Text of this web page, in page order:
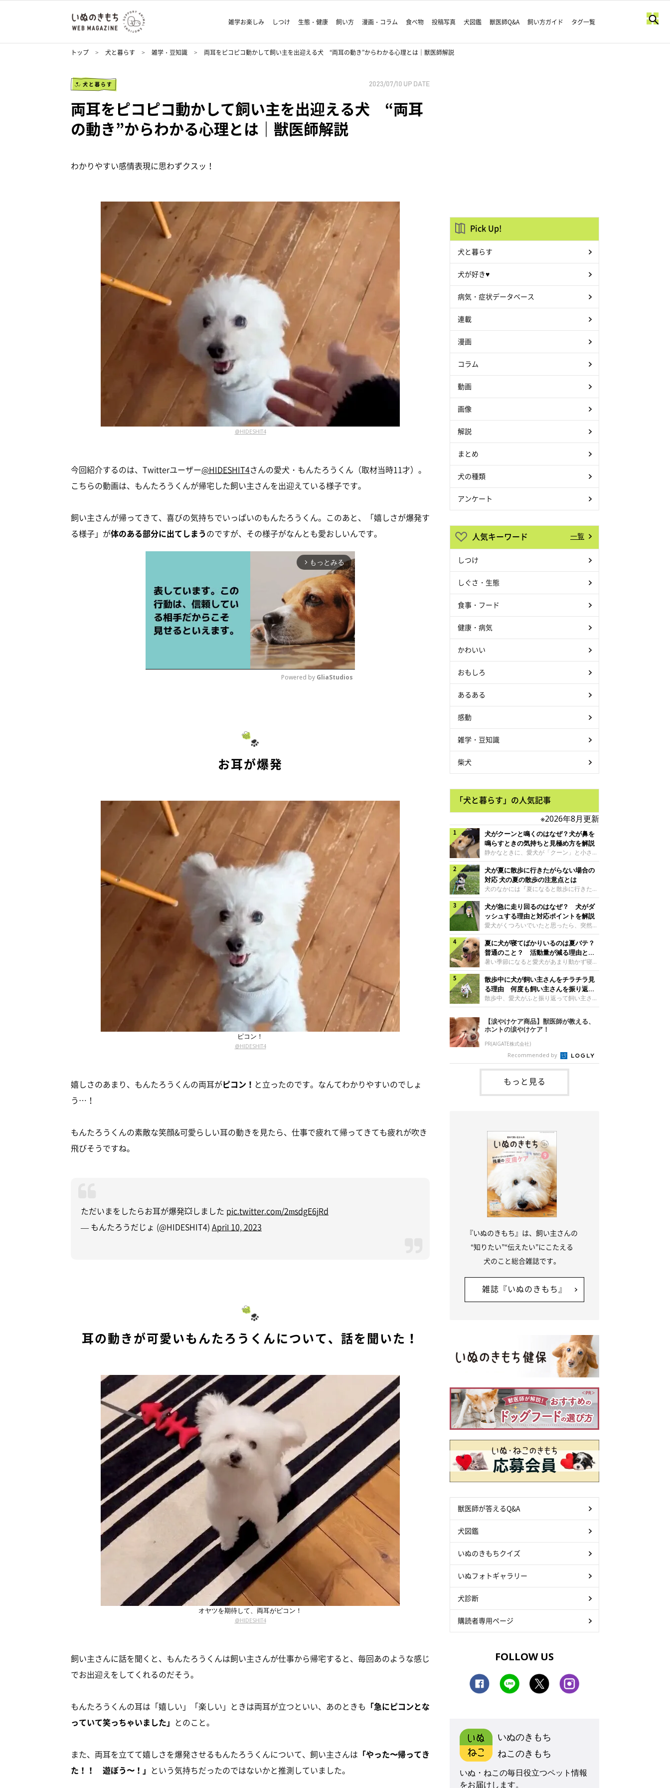
雑学お楽しみ しつけ 生態・健康 飼い方 漫画・コラム 食べ物 投稿写真 犬図鑑 獣医師Q&A 飼い方ガイド タグ一覧
トップ 犬と暮らす 雑学・豆知識 両耳をピコピコ動かして飼い主を出迎える犬 “両耳の動き”からわかる心理とは｜獣医師解説
犬と暮らす 2023/07/10 UP DATE
両耳をピコピコ動かして飼い主を出迎える犬 “両耳
の動き”からわかる心理とは｜獣医師解説
わかりやすい感情表現に思わずクスッ！
@HIDESHIT4
今回紹介するのは、Twitterユーザー@HIDESHIT4さんの愛犬・もんたろうくん（取材当時11才）。
こちらの動画は、もんたろうくんが帰宅した飼い主さんを出迎えている様子です。
飼い主さんが帰ってきて、喜びの気持ちでいっぱいのもんたろうくん。このあと、「嬉しさが爆発す
る様子」が体のある部分に出てしまうのですが、その様子がなんとも愛おしいんです。
arrow_forward_ios もっとみる
Powered by GliaStudios
お耳が爆発
ピコン！
@HIDESHIT4
嬉しさのあまり、もんたろうくんの両耳がピコン！ と立ったのです。なんてわかりやすいのでしょ
う…！
もんたろうくんの素敵な笑顔&可愛らしい耳の動きを見たら、仕事で疲れて帰ってきても疲れが吹き
飛びそうですね。
ただいまをしたらお耳が爆発💥しました pic.twitter.com/2msdgE6jRd
— もんたろうだじょ (@HIDESHIT4) April 10, 2023
耳の動きが可愛いもんたろうくんについて、話を聞いた！
オヤツを期待して、両耳がピコン！
@HIDESHIT4
飼い主さんに話を聞くと、もんたろうくんは飼い主さんが仕事から帰宅すると、毎回あのような感じ
でお出迎えをしてくれるのだそう。
もんたろうくんの耳は「嬉しい」「楽しい」ときは両耳が立つといい、あのときも 「急にピコンとな
っていて笑っちゃいました」 とのこと。
また、両耳を立てて嬉しさを爆発させるもんたろうくんについて、飼い主さんは 「やった〜帰ってき
た！！ 遊ぼう〜！」 という気持ちだったのではないかと推測していました。
Pick Up!
犬と暮らす
犬が好き♥
病気・症状データベース
連載
漫画
コラム
動画
画像
解説
まとめ
犬の種類
アンケート
人気キーワード 一覧
しつけ
しぐさ・生態
食事・フード
健康・病気
かわいい
おもしろ
あるある
感動
雑学・豆知識
柴犬
「犬と暮らす」の人気記事
※2026年8月更新
犬がクーンと鳴くのはなぜ？犬が鼻を
鳴らすときの気持ちと見極め方を解説
静かなときに、愛犬が「クーン」と小さく
鳴いたり、鼻を鳴らすような音を出したり
することはありませんか？ 大きく吠える
わけではない分、「不安なの？それとも何
かお願いしているの？」と気になる飼い主
さんもいるかもしれません。今回は、犬が
クーンと鳴く理由や鼻鳴らしの背景、見極
め方と対応のポイントなどについて、いぬ
のきもち獣医師相談室の原 駿太朗先生に
伺いました。クーンと鳴くのはどんな気持
ち？いぬのきもち投稿写真ギャラリー犬が
クーンと小さく鳴くときは、何らかの感情
を伝えようとしている場合があると考えら
れています。大
犬が夏に散歩に行きたがらない場合の
対応 犬の夏の散歩の注意点とは
犬のなかには『夏になると散歩に行きたが
らない、歩かなくなる』『暑い季節は散歩
の気配を察すると涼しい部屋から出ようと
しない』など散歩に行きたがらないコもい
るようです。愛犬の運動をさせてあげたい
のに、散歩に行きたがらない。このような
場合はどう対応すればよいのでしょうか？
「愛犬が夏に散歩に行きたがらない場合の
対応」について、いぬのきもち獣医師相談
室の白山さとこ先生に聞きました。Q.夏に
犬の散歩に行くときの注意点は？ いぬの
きもち投稿写真ギャラリーーー夏に愛犬と
散歩に行くときは、どのようなことに注意
をするとよい
犬が急に走り回るのはなぜ？ 犬がダ
ッシュする理由と対応ポイントを解説
愛犬がくつろいでいたと思ったら、突然部
屋の中を走り回り始める――そんな様子に
驚いたことはありませんか？ 急な動きに
「何が起きているの？」と戸惑う飼い主さ
んも多いでしょう。落ち着いていたはずな
のに、急にスイッチが入ったように見える
と不安になることもあります。今回は、犬
が急に走り回る理由や見極め方などについ
て、いぬのきもち獣医師相談室の岡本りさ
先生に伺いました。犬が急に走り回るのは
ラリー犬が突然走り回る行動は、必ずしも
珍しいものではないと考えられています。
体にたまったエ
夏に犬が寝てばかりいるのは夏バテ？
普通のこと？ 活動量が減る理由と対
策とは
暑い季節になると愛犬があまり動かず寝て
ばかりだと感じる飼い主さんはいません
か？その様子に、愛犬が夏バテで疲れてい
るのか、元気がないのかなど不安に感じる
方もいるのではないかと思います。 で
は、犬が寝てばかりいるときに対処が必要
かを見極める方法はあるのでしょうか？
「犬の活動量が夏に減る理由と対策」につ
いて、いぬのきもち獣医師相談室の山口み
き先生に話を聞きました。Q. 夏に犬の活
動量が減る理由は？ いぬのきもち投稿写
真ギャラリーーー夏に愛犬の活動量が減る
と感じる飼い主さんもいるようです。理由
としてどのようなこ
散歩中に犬が飼い主さんをチラチラ見
る理由 何度も飼い主さんを振り返る
のはなぜ？
散歩中、愛犬がふと振り返って飼い主さん
の様子を確認する…そんな場面に心当たり
はありませんか？ 何度もチラチラ見られ
ると、「何か気になることがあるの？」
「ちゃんと歩けているかな」と不安になる
ことがあるかもしれません。愛犬が歩きな
がら飼い主さんを振り返るしぐさには、ど
んな気持ちが隠れているのでしょうか。今
回は、犬が散歩中に飼い主さんを確認する
理由や注意すべきサインの見極めかた、対
応のポイントなどについて、いぬのきもち
獣医師相談室の原 駿太朗先生に伺いまし
【涙やけケア商品】獣医師が教える、
ホントの涙やけケア！
PR(AIGATE株式会社)
Recommended by
もっと見る
『いぬのきもち』は、飼い主さんの
“知りたい”“伝えたい”にこたえる
犬のこと総合雑誌です。
雑誌『いぬのきもち』
獣医師が答えるQ&A
犬図鑑
いぬのきもちクイズ
いぬフォトギャラリー
犬診断
購読者専用ページ
FOLLOW US
いぬのきもち
ねこのきもち
いぬ・ねこの毎日役立つペット情報
をお届けします。